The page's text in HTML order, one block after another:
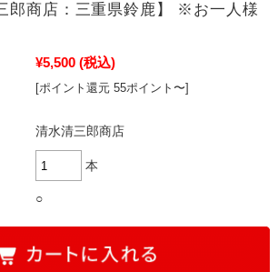
郎商店：三重県鈴鹿】 ※お一人様
¥5,500 (税込)
[ポイント還元 55ポイント〜]
清水清三郎商店
本
○